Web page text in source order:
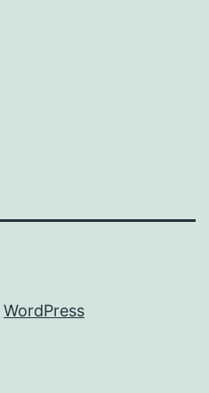
WordPress